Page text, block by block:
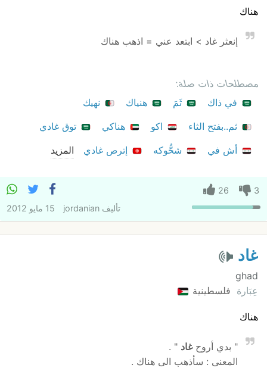
هناك
إنعثر غاد > ابتعد عني = اذهب هناك
مصطلحات ذات صلة:
في ذاك
ثَمَ هنياك
نهيك
ثم..بفتح الثاء
اكو هناكي
توق غادي
أش في
شحُّوكه إترص غادي المزيد
3
26
تأليفjordanian 15 مايو 2012
غاد
ghad
عِبَارة فلسطينية
هناك
" بدي أروحغاد " .
المعنى : سأذهب الى هناك .